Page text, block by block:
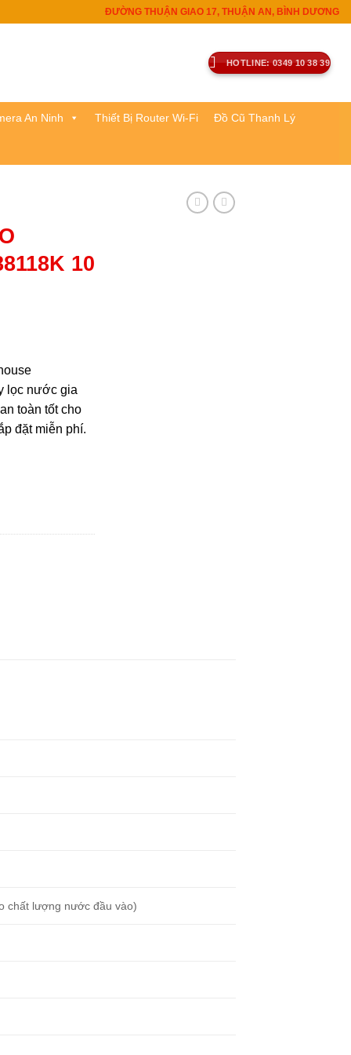
ĐƯỜNG THUẬN GIAO 17, THUẬN AN, BÌNH DƯƠNG
HOTLINE: 0349 10 38 39
An Ninh Thiết Bị Router Wi-Fi Đồ Cũ Thanh Lý
10
lọc nước gia
toàn tốt cho
đặt miễn phí.
chất lượng nước đầu vào)